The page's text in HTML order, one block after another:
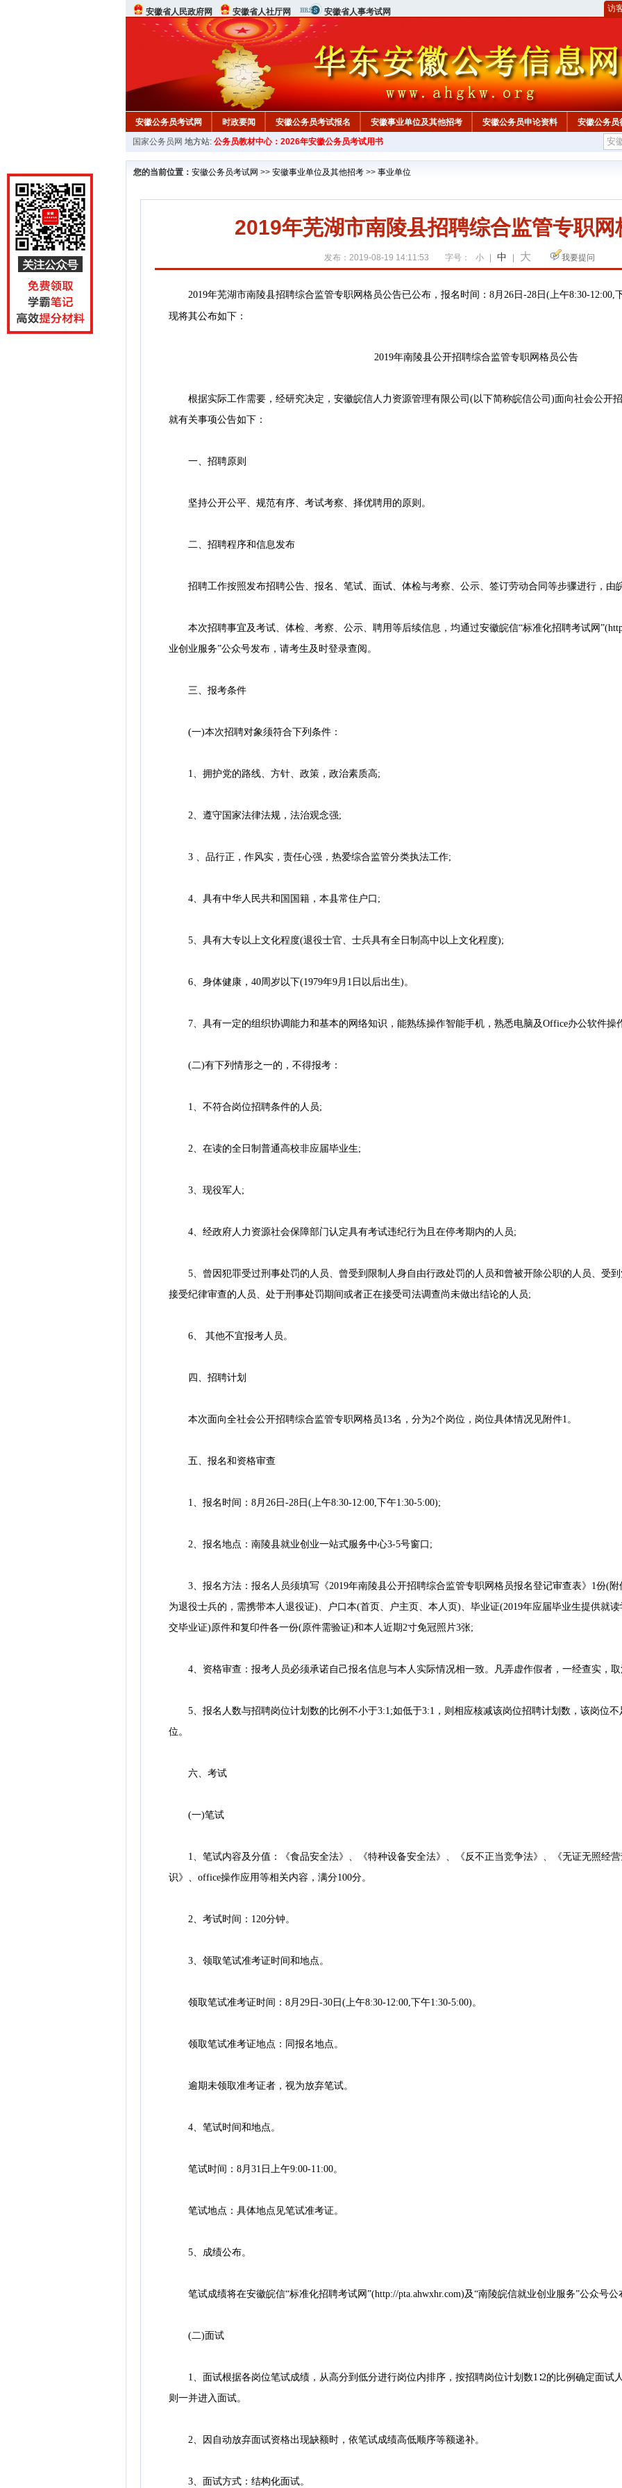
安徽省人民政府网 安徽省人社厅网 安徽省人事考试网 访
安徽公务员考试网 时政要闻 安徽公务员考试报名 安徽事业单位及其他招考 安徽公务员申论资料
安徽公务员
国家公务员网 地方站: 公务员教材中心：2026年安徽公务员考试用书
您的当前位置： 安徽公务员考试网 >> 安徽事业单位及其他招考 >> 事业单位
2019年芜湖市南陵县招聘综合监管专职网
发布：2019-08-19 14:11:53 字号： 小 中 大 我要提问
2019年芜湖市南陵县招聘综合监管专职网格员公告已公布， 报名时间：8月26日-28日(上午8:30-12:00,
现将其公布如下：
2019年南陵县公开招聘综合监管专职网格员公告
根据实际工作需要，经研究决定，安徽皖信人力资源管理有限公司(以下简称皖信公司)面向社会公开
就有关事项公告如下：
一、招聘原则
坚持公开公平、规范有序、考试考察、择优聘用的原则。
二、招聘程序和信息发布
招聘工作按照发布招聘公告、报名、笔试、面试、体检与考察、公示、签订劳动合同等步骤进行，由
本次招聘事宜及考试、体检、考察、公示、聘用等后续信息，均通过安徽皖信“标准化招聘考试网
业创业服务”公众号发布，请考生及时登录查阅。
三、报考条件
(一)本次招聘对象须符合下列条件：
1、拥护党的路线、方针、政策，政治素质高;
2、遵守国家法律法规，法治观念强;
3 、品行正，作风实，责任心强，热爱综合监管分类执法工作;
4、具有中华人民共和国国籍，本县常住户口;
5、具有大专以上文化程度(退役士官、士兵具有全日制高中以上文化程度);
6、身体健康，40周岁以下(1979年9月1日以后出生)。
7、具有一定的组织协调能力和基本的网络知识，能熟练操作智能手机，熟悉电脑及Office办公软件操
(二)有下列情形之一的，不得报考：
1、不符合岗位招聘条件的人员;
2、在读的全日制普通高校非应届毕业生;
3、现役军人;
4、经政府人力资源社会保障部门认定具有考试违纪行为且在停考期内的人员;
5、曾因犯罪受过刑事处罚的人员、曾受到限制人身自由行政处罚的人员和曾被开除公职的人员、受
接受纪律审查的人员、处于刑事处罚期间或者正在接受司法调查尚未做出结论的人员;
6、 其他不宜报考人员。
四、招聘计划
本次面向全社会公开招聘综合监管专职网格员13名，分为2个岗位，岗位具体情况见附件1。
五、报名和资格审查
1、报名时间：8月26日-28日(上午8:30-12:00,下午1:30-5:00);
2、报名地点：南陵县就业创业一站式服务中心3-5号窗口;
3、报名方法：报名人员须填写《2019年南陵县公开招聘综合监管专职网格员报名登记审查表》1份(附
为退役士兵的，需携带本人退役证)、户口本(首页、户主页、本人页)、毕业证(2019年应届毕业生提供就
交毕业证)原件和复印件各一份(原件需验证)和本人近期2寸免冠照片3张;
4、资格审查：报考人员必须承诺自己报名信息与本人实际情况相一致。凡弄虚作假者，一经查实，取
5、报名人数与招聘岗位计划数的比例不小于3:1;如低于3:1，则相应核减该岗位招聘计划数，该岗位不
位。
六、考试
(一)笔试
1、笔试内容及分值：《食品安全法》、《特种设备安全法》、《反不正当竞争法》、《无证无照经
识》、office操作应用等相关内容，满分100分。
2、考试时间：120分钟。
3、领取笔试准考证时间和地点。
领取笔试准考证时间：8月29日-30日(上午8:30-12:00,下午1:30-5:00)。
领取笔试准考证地点：同报名地点。
逾期未领取准考证者，视为放弃笔试。
4、笔试时间和地点。
笔试时间：8月31日上午9:00-11:00。
笔试地点：具体地点见笔试准考证。
5、成绩公布。
笔试成绩将在安徽皖信“标准化招聘考试网”(http://pta.ahwxhr.com)及“南陵皖信就业创业服务”公众号公
(二)面试
1、面试根据各岗位笔试成绩，从高分到低分进行岗位内排序，按招聘岗位计划数1∶2的比例确定面试
则一并进入面试。
2、因自动放弃面试资格出现缺额时，依笔试成绩高低顺序等额递补。
3、面试方式：结构化面试。